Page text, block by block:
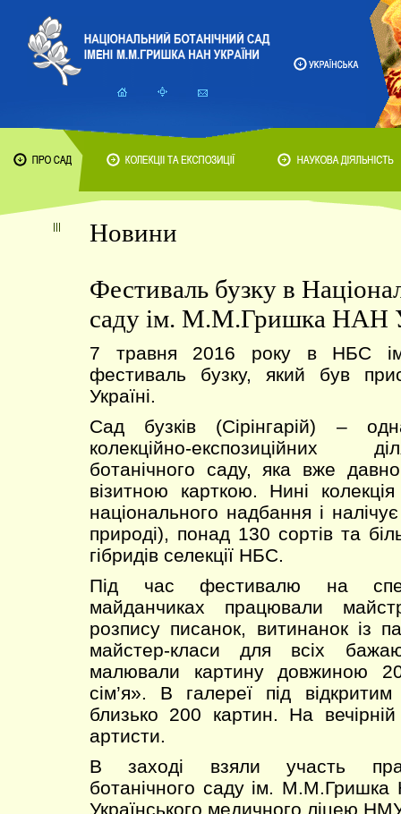
Новини
Фестиваль бузку в
саду ім. М.М.Гришка НАН
7 травня 2016 року в НБС
фестиваль бузку, який був
Україні.
Сад бузків (Сірінгарій) –
колекційно-експозиційних
ботанічного саду, яка вже
візитною карткою. Нині
національного надбання і
природі), понад 130 сортів та
гібридів селекції НБС.
Під час фестивалю на
майданчиках працювали
розпису писанок, витинанок із
майстер-класи для всіх
малювали картину довжиною
сім’я». В галереї під
близько 200 картин. На
артисти.
В заході взяли участь
ботанічного саду ім. М.М.Гришка
Українського медичного ліцею